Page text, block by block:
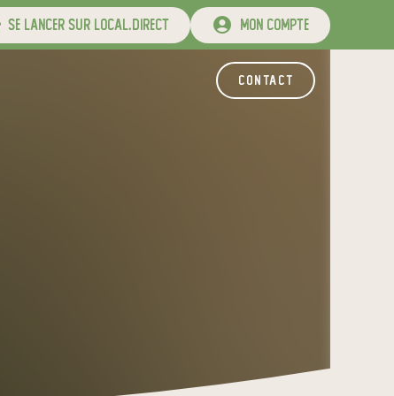
se lancer sur local.direct mon compte
contact